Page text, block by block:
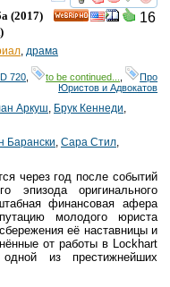
смотреть
16
(2017)
)
, драма
720 to be continued...
Про
Юристов и Адвокатов
Аркуш, Брук Кеннеди,
Барански, Сара Стил,
через год после событий
эпизода оригинального
финансовая афера
молодого юриста
её наставницы и
от работы в Lockhart
из престижнейших